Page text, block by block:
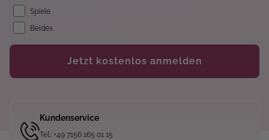
Spiele
Beides
Jetzt kostenlos anmelden
Kundenservice
Tel.: +49 7156 165 01 15